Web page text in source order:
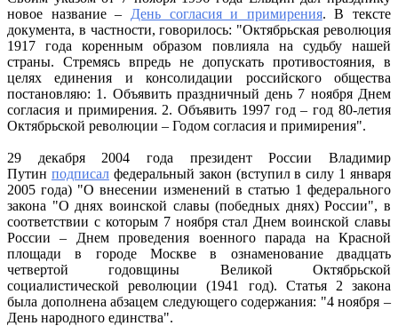
новое название – День согласия и примирения. В тексте
документа, в частности, говорилось: "Октябрьская революция
1917 года коренным образом повлияла на судьбу нашей
страны. Стремясь впредь не допускать противостояния, в
целях единения и консолидации российского общества
постановляю: 1. Объявить праздничный день 7 ноября Днем
согласия и примирения. 2. Объявить 1997 год – год 80-летия
Октябрьской революции – Годом согласия и примирения".
29 декабря 2004 года президент России Владимир
Путин подписалфедеральный закон (вступил в силу 1 января
2005 года) "О внесении изменений в статью 1 федерального
закона "О днях воинской славы (победных днях) России", в
соответствии с которым 7 ноября стал Днем воинской славы
России – Днем проведения военного парада на Красной
площади в городе Москве в ознаменование двадцать
четвертой годовщины Великой Октябрьской
социалистической революции (1941 год). Статья 2 закона
была дополнена абзацем следующего содержания: "4 ноября –
День народного единства".